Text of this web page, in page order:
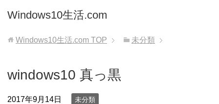
Windows10生活.com
Windows10生活.com TOP 未分類
windows10 真っ黒
2017年9月14日 未分類